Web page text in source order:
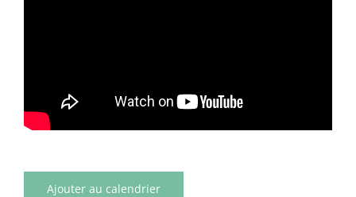
Ajouter au calendrier